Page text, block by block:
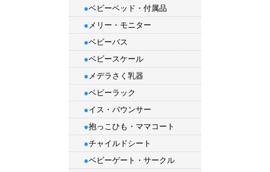
●ベビーベッド・付属品
● メリー・モニター
●ベビーバス
●ベビースケール
● メデラさく乳器
●ベビーラック
●イス・バウンサー
●抱っこひも ・ ママコート
●チャイルドシート
●ベビーゲート・サークル